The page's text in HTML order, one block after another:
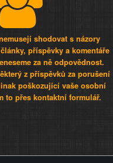
shodovat s názory
příspěvky a komentáře
za ně odpovědnost.
z příspěvků za porušení
poškozující vaše osobní
to přes kontaktní formulář.